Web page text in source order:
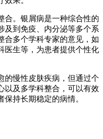
合。银屑病是一种综合性的
及到免疫、内分泌等多个系
合多个学科专家的意见，如
医生等，为患者提供个性化
的慢性皮肤疾病，但通过个
以及多学科整合，可以有效
持长期稳定的病情。